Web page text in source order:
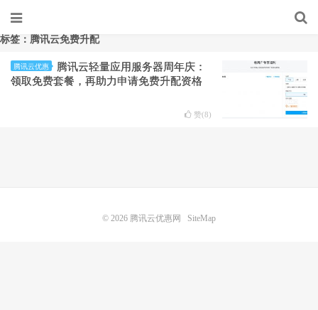
标签：腾讯云免费升配
腾讯云优惠
腾讯云轻量应用服务器周年庆：
领取免费套餐，再助力申请免费升配资格
赞(8)
© 2026 腾讯云优惠网 SiteMap